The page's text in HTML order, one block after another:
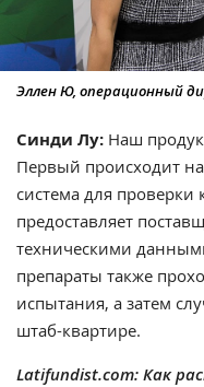
Эллен Ю, операционный
Синди Лу: Наш
Первый происходит на
система для проверки
предоставляет
техническими
препараты также
испытания, а затем
штаб-квартире.
Latifundist.com: Как